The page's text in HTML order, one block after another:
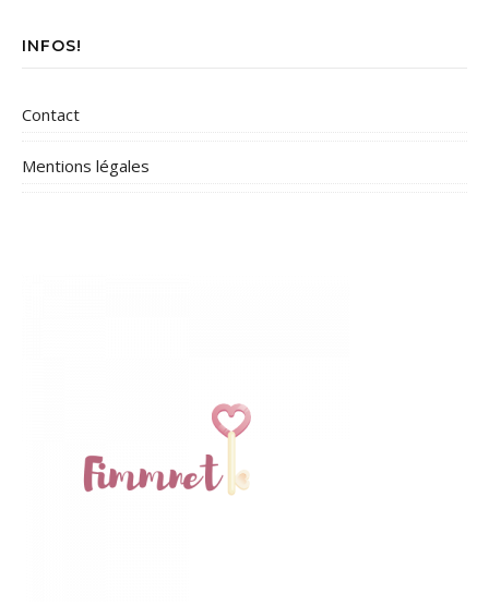
INFOS!
Contact
Mentions légales